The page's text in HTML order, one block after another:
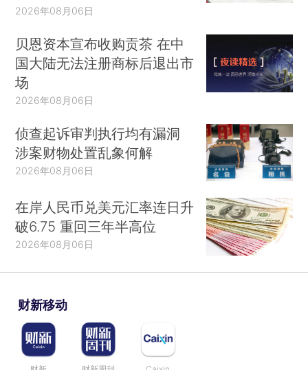
2026年08月06日
贝恩资本宣布收购贡茶 在中
国大陆无法注册商标后退出市
场
2026年08月06日
侦查起诉审判执行均有漏洞
涉案财物处置乱象何解
2026年08月06日
在岸人民币兑美元汇率连日升
破6.75 重回三年半高位
2026年08月06日
财新移动